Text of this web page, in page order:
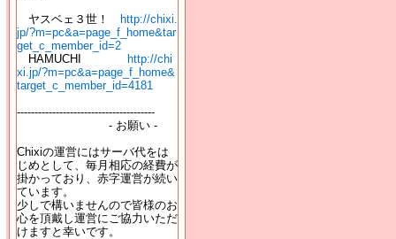
ヤスベェ３世！
http://chixi.
jp/?m=pc&a=page_f_home&tar
get_c_member_id=2
HAMUCHI
http://chi
xi.jp/?m=pc&a=page_f_home&
target_c_member_id=4181
---------------------------------------
- お願い -
Chixiの運営にはサーバ代をは
じめとして、毎月相応の経費が
掛かっており、赤字運営が続い
ています。
少しで構いませんので皆様のお
心を頂戴し運営にご協力いただ
けますと幸いです。